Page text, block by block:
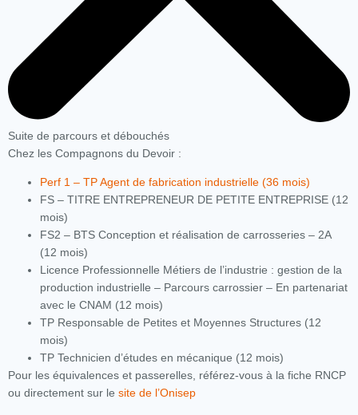
Suite de parcours et débouchés
Chez les Compagnons du Devoir :
Perf 1 – TP Agent de fabrication industrielle (36 mois)
FS – TITRE ENTREPRENEUR DE PETITE ENTREPRISE (12
mois)
FS2 – BTS Conception et réalisation de carrosseries – 2A
(12 mois)
Licence Professionnelle Métiers de l’industrie : gestion de la
production industrielle – Parcours carrossier – En partenariat
avec le CNAM (12 mois)
TP Responsable de Petites et Moyennes Structures (12
mois)
TP Technicien d’études en mécanique (12 mois)
Pour les équivalences et passerelles, référez-vous à la fiche RNCP
ou directement sur le site de l’Onisep